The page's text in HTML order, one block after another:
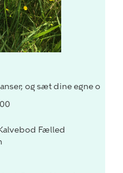
og sæt dine egne ord
Fælled